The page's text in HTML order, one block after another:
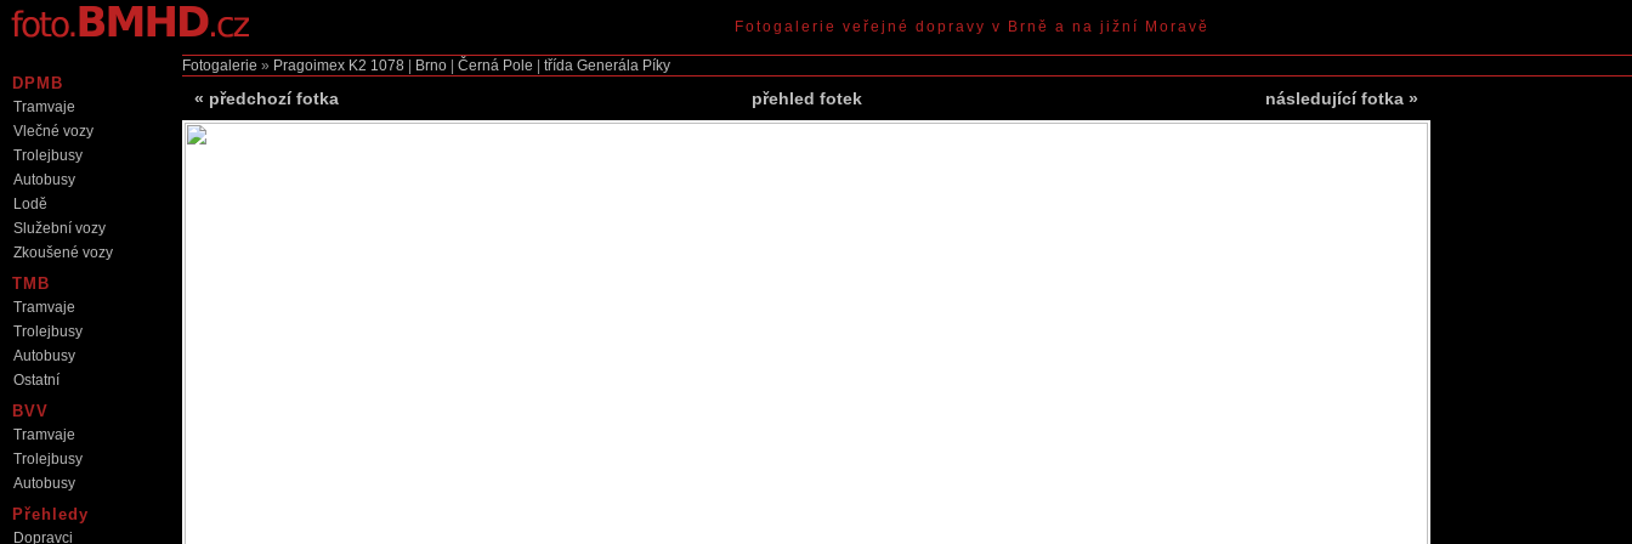
Fotogalerie » Pragoimex K2 1078 Brno Černá Pole třída Generála Píky
« předchozí fotka přehled fotek následující fotka »
DPMB
Tramvaje
Vlečné vozy
Trolejbusy
Autobusy
Lodě
Služební vozy
Zkoušené vozy
TMB
Tramvaje
Trolejbusy
Autobusy
Ostatní
BVV
Tramvaje
Trolejbusy
Autobusy
Přehledy
Dopravci
Fotogalerie veřejné dopravy v Brně a na jižní Moravě